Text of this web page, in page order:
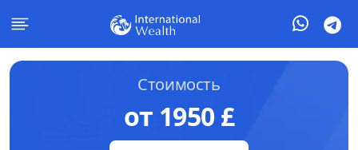
Стоимость
от 1950 £